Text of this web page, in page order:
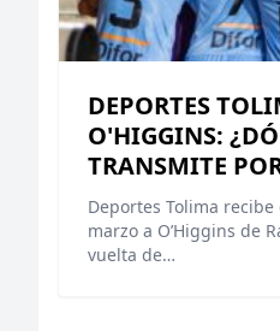
DEPORTES
O'HIGGINS:
TRANSMITE
Deportes Tolima
marzo a O’Higgins de
vuelta de…